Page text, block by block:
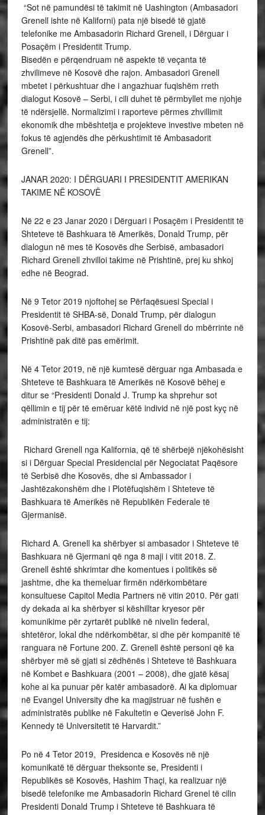
“Sot në pamundësi të takimit në Uashington (Ambasadori
Grenell ishte në Kaliforni) pata një bisedë të gjatë
telefonike me Ambasadorin Richard Grenell, i Dërguar i
Posaçëm i Presidentit Trump.
Bisedën e përqendruam në aspekte të veçanta të
zhvilimeve në Kosovë dhe rajon. Ambasadori Grenell
mbetet i përkushtuar dhe i angazhuar fuqishëm rreth
dialogut Kosovë – Serbi, i cili duhet të përmbyllet me njohje
të ndërsjellë. Normalizimi i raporteve përmes zhvillimit
ekonomik dhe mbështetja e projekteve investive mbeten në
fokus të agjendës dhe përkushtimit të Ambasadorit
Grenell”.
JANAR 2020: I DËRGUARI I PRESIDENTIT AMERIKAN
TAKIME NË KOSOVË
Në 22 e 23 Janar 2020 i Dërguari i Posaçëm i Presidentit të
Shteteve të Bashkuara të Amerikës, Donald Trump, për
dialogun në mes të Kosovës dhe Serbisë, ambasadori
Richard Grenell zhvilloi takime në Prishtinë, prej ku shkoj
edhe në Beograd.
Në 9 Tetor 2019 njoftohej se Përfaqësuesi Special i
Presidentit të SHBA-së, Donald Trump, për dialogun
Kosovë-Serbi, ambasadori Richard Grenell do mbërrinte në
Prishtinë pak ditë pas emërimit.
Në 4 Tetor 2019, në një kumtesë dërguar nga Ambasada e
Shteteve të Bashkuara të Amerikës në Kosovë bëhej e
ditur se “Presidenti Donald J. Trump ka shprehur sot
qëllimin e tij për të emëruar këtë individ në një post kyç në
administratën e tij:
Richard Grenell nga Kalifornia, që të shërbejë njëkohësisht
si i Dërguar Special Presidencial për Negociatat Paqësore
të Serbisë dhe Kosovës, dhe si Ambassador i
Jashtëzakonshëm dhe i Plotëfuqishëm i Shteteve të
Bashkuara të Amerikës në Republikën Federale të
Gjermanisë.
Richard A. Grenell ka shërbyer si ambasador i Shteteve të
Bashkuara në Gjermani që nga 8 maji i vitit 2018. Z.
Grenell është shkrimtar dhe komentues i politikës së
jashtme, dhe ka themeluar firmën ndërkombëtare
konsultuese Capitol Media Partners në vitin 2010. Për gati
dy dekada ai ka shërbyer si këshilltar kryesor për
komunikime për zyrtarët publikë në nivelin federal,
shtetëror, lokal dhe ndërkombëtar, si dhe për kompanitë të
ranguara në Fortune 200. Z. Grenell është personi që ka
shërbyer më së gjati si zëdhënës i Shteteve të Bashkuara
në Kombet e Bashkuara (2001 – 2008), dhe gjatë kësaj
kohe ai ka punuar për katër ambasadorë. Ai ka diplomuar
në Evangel University dhe ka magjistruar në fushën e
administratës publike në Fakultetin e Qeverisë John F.
Kennedy të Universitetit të Harvardit.”
Po në 4 Tetor 2019, Presidenca e Kosovës në një
komunikatë të dërguar theksonte se, Presidenti i
Republikës së Kosovës, Hashim Thaçi, ka realizuar një
bisedë telefonike me Ambasadorin Richard Grenel të cilin
Presidenti Donald Trump i Shteteve të Bashkuara të